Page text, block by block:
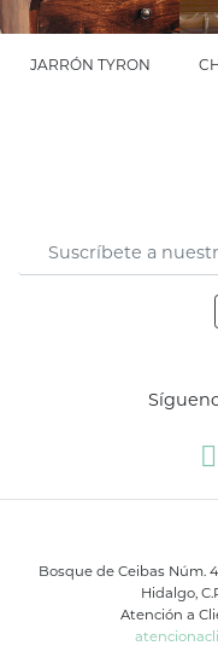
JARRÓN TYRON
Bosque de Ceibas Núm.
Hidalgo,
Atención a